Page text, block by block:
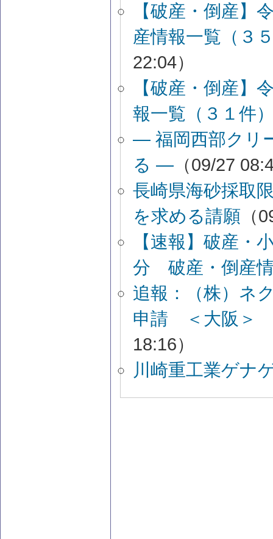
【破産・倒産
産情報一覧（３
22:04）
【破産・倒産
報一覧（３１件
― 福岡西部クリ
る ― （09/27
長崎県海砂採取
を求める請願 （
【速報】破産
分 破産・倒産
追報：（株）ネ
申請 ＜大阪＞
18:16）
川崎重工業ゲナ